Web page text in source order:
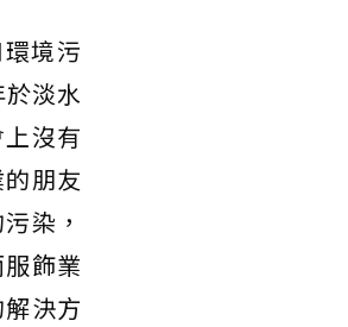
境污
淡水
沒有
朋友
染，
飾業
決方